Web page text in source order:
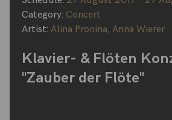
Category: Concert
Artist: Alina Pronina, Anna Wierer
Klavier- & Flöten
"Zauber der Flöte"